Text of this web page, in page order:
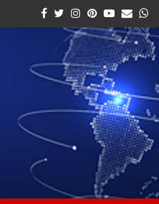
Facebook
Twitter
Instagram
Pinterest
Youtube
Email